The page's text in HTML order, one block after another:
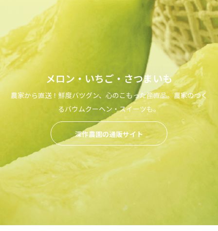
メロン・いちご・さつまいも
農家から直送！鮮度バツグン、心のこもった産直品。農家のつく
るバウムクーヘン・スイーツも。
深作農園の通販サイト